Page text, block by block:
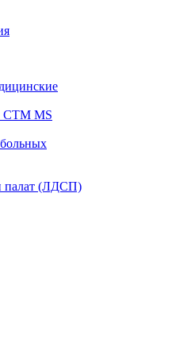
CTM MS
палат (ЛДСП)